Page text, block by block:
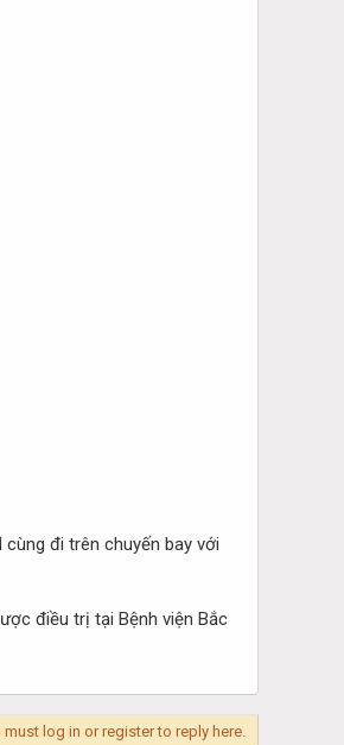
cùng đi trên chuyến bay với
điều trị tại Bệnh viện Bắc
must log in or register to reply here.